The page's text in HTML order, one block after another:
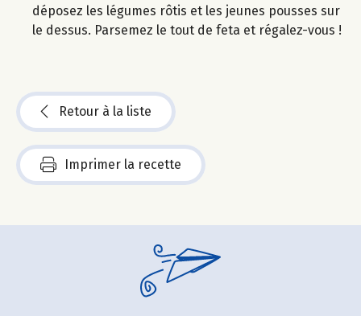
déposez les légumes rôtis et les jeunes pousses sur
le dessus. Parsemez le tout de feta et régalez-vous !
Retour à la liste
Imprimer la recette